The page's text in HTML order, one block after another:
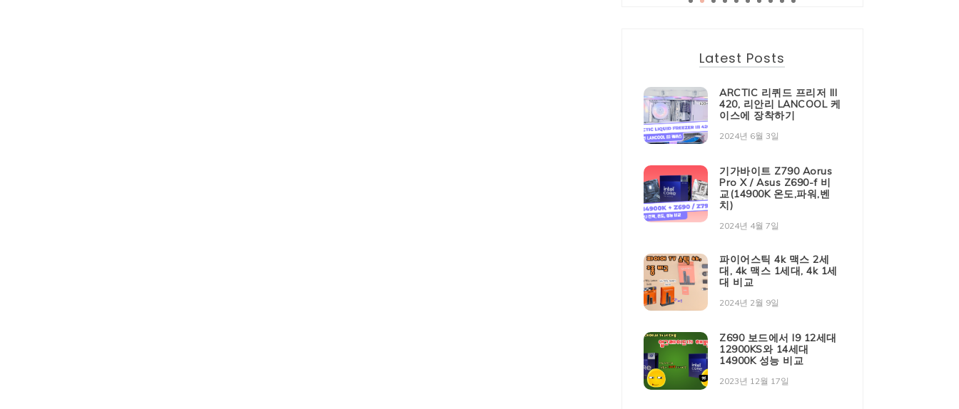
Latest Posts
ARCTIC 리퀴드 프리저 III
420, 리안리 LANCOOL 케
이스에 장착하기
2024년 6월 3일
기가바이트 Z790 Aorus
Pro X / Asus Z690-f 비
교(14900K 온도,파워,벤
치)
2024년 4월 7일
파이어스틱 4k 맥스 2세
대, 4k 맥스 1세대, 4k 1세
대 비교
2024년 2월 9일
Z690 보드에서 I9 12세대
12900KS와 14세대
14900K 성능 비교
2023년 12월 17일